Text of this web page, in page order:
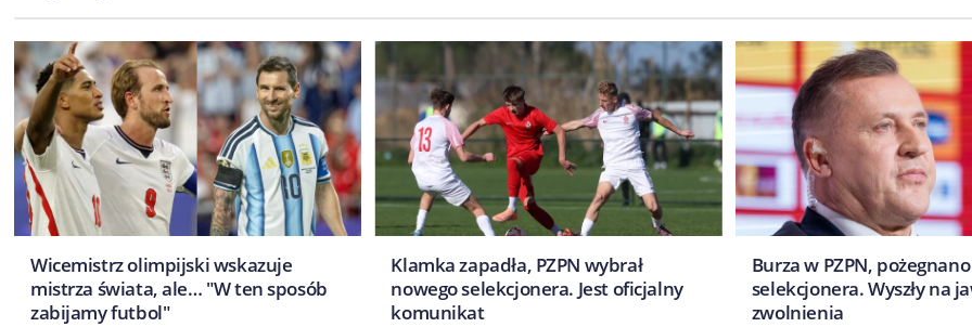
Wicemistrz olimpijski wskazuje
mistrza świata, ale… "W ten sposób
zabijamy futbol"
Klamka zapadła, PZPN wybrał
nowego selekcjonera. Jest oficjalny
komunikat
Burza w PZPN, pożegnano
selekcjonera. Wyszły na
zwolnienia